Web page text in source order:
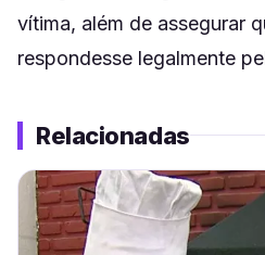
vítima, além de assegurar
respondesse legalmente
Relacionadas